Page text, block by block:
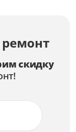
ремонт
скидку